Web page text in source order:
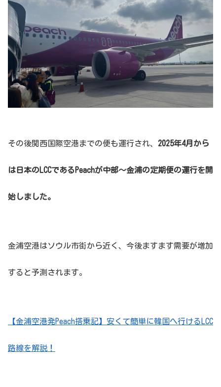
その後関西国際空港までの便も運行され、 2025年4月から
は日本のLCCであるPeachが中部〜金浦の定期便の運行を開
始しました。
金浦空港はソウル市街から近く、今後ますます需要が増加
すると予測されます。
【金浦空港発Peach搭乗記】安くて簡単に韓国へ行けるLCC
路線を解説！